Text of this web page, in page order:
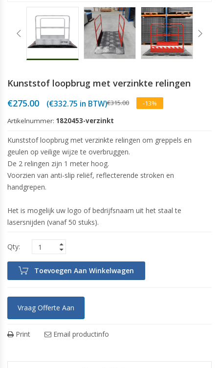
Kunststof loopbrug met verzinkte relingen
€315.00
Oorspronkelijke
prijs
was:
€275.00
Huidige
prijs
is:
(€332.75 in BTW)
-13%
Artikelnummer: 1820453-verzinkt
Kunststof loopbrug met verzinkte relingen om greppels en
geulen op veilige wijze te overbruggen.
De 2 relingen zijn 1 meter hoog.
Voorzien van anti-slip reliëf, reflecterende stroken en
handgrepen.
Het is mogelijk uw logo of bedrijfsnaam uit het staal te
lasersnijden (vanaf 50 stuks).
Toevoegen Aan Winkelwagen
Vraag Offerte Aan
Print Email productinfo